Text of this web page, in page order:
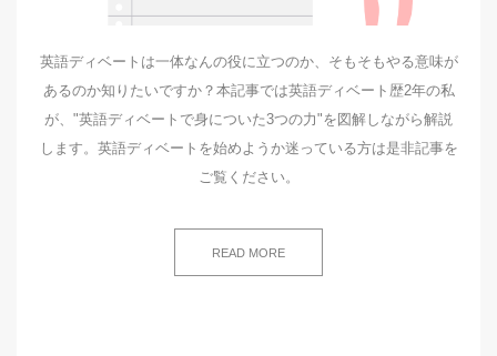
英語ディベートは一体なんの役に立つのか、そもそもやる意味が
あるのか知りたいですか？本記事では英語ディベート歴2年の私
が、"英語ディベートで身についた3つの力"を図解しながら解説
します。英語ディベートを始めようか迷っている方は是非記事を
ご覧ください。
READ MORE